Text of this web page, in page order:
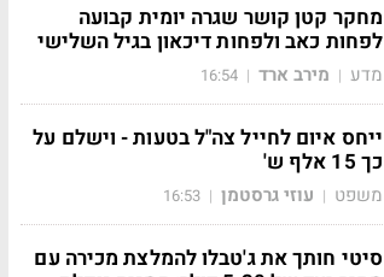
מחקר קטן קושר שגרה יומית קבועה
לפחות כאב ולפחות דיכאון בגיל השלישי
מדע | מירב ארד |
16:54
ייחס איום לחייל צה"ל בטעות - וישלם על
כך 15 אלף ש'
משפט | עוזי גרסטמן |
16:53
סיטי חותך את ג'טבלו להמלצת מכירה עם